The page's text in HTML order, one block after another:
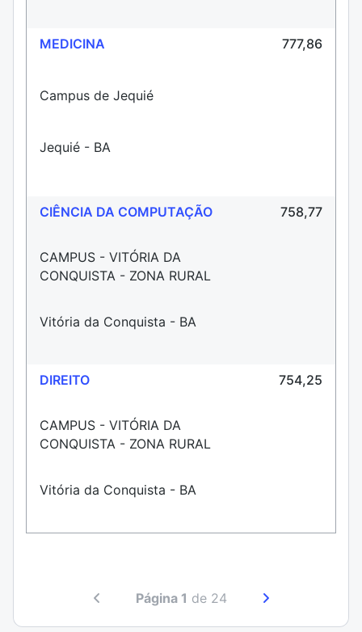
MEDICINA
Campus de Jequié
Jequié - BA
777,86
CIÊNCIA DA COMPUTAÇÃO
CAMPUS - VITÓRIA DA
CONQUISTA - ZONA RURAL
Vitória da Conquista - BA
758,77
DIREITO
CAMPUS - VITÓRIA DA
CONQUISTA - ZONA RURAL
Vitória da Conquista - BA
754,25
Página 1 de 24